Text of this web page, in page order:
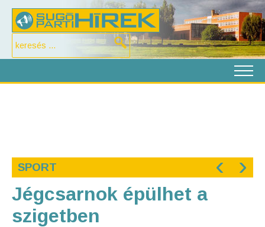
SPORT ‹ ›
Jégcsarnok épülhet a
szigetben